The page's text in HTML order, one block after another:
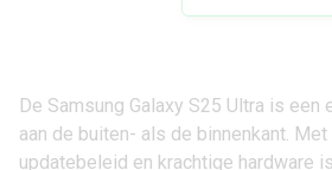
De Samsung Galaxy S25 Ultra is een
aan de buiten- als de binnenkant.
updatebeleid en krachtige hardware